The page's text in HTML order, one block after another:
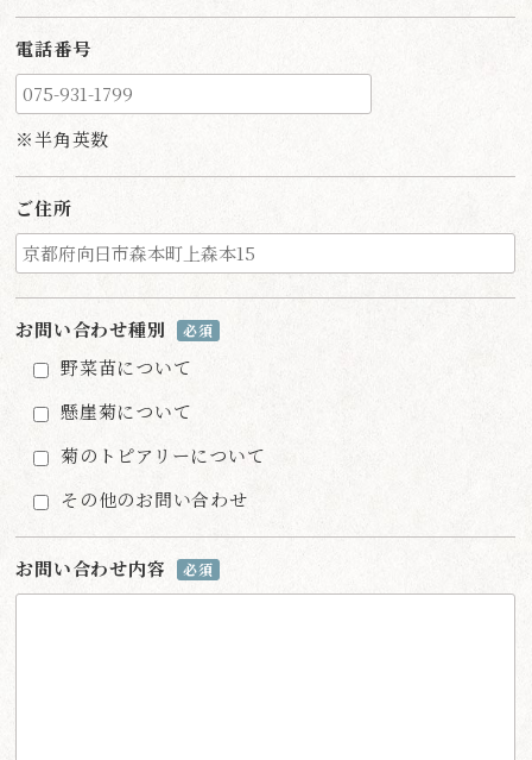
電話番号
※半角英数
ご住所
お問い合わせ種別 必須
野菜苗について
懸崖菊について
菊のトピアリーについて
その他のお問い合わせ
お問い合わせ内容 必須